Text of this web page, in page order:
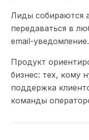
Лиды собираются
передаваться в
email-уведомление.
Продукт
бизнес: тех, кому
поддержка
команды